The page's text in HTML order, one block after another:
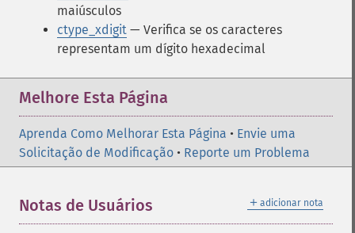
maiúsculos
ctype_xdigit — Verifica se os caracteres
representam um dígito hexadecimal
Melhore Esta Página
Aprenda Como Melhorar Esta Página • Envie uma
Solicitação de Modificação • Reporte um Problema
＋ adicionar nota
Notas de Usuários